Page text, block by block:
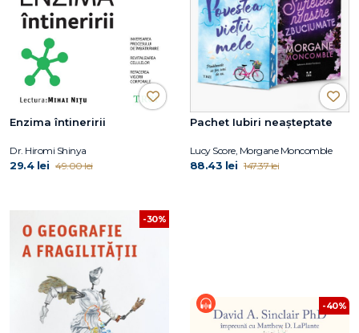
Enzima întineririi
Dr. Hiromi Shinya
29.4 lei 49.00 lei
Pachet Iubiri neașteptate
Lucy Score, Morgane Moncomble
88.43 lei 147.37 lei
-30%
-40%